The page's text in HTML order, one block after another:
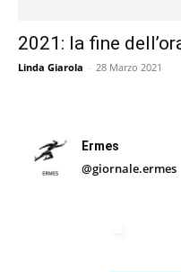
2021: la fine
Linda Giarola - 28 Marzo 2021
Ermes
@giornale.ermes